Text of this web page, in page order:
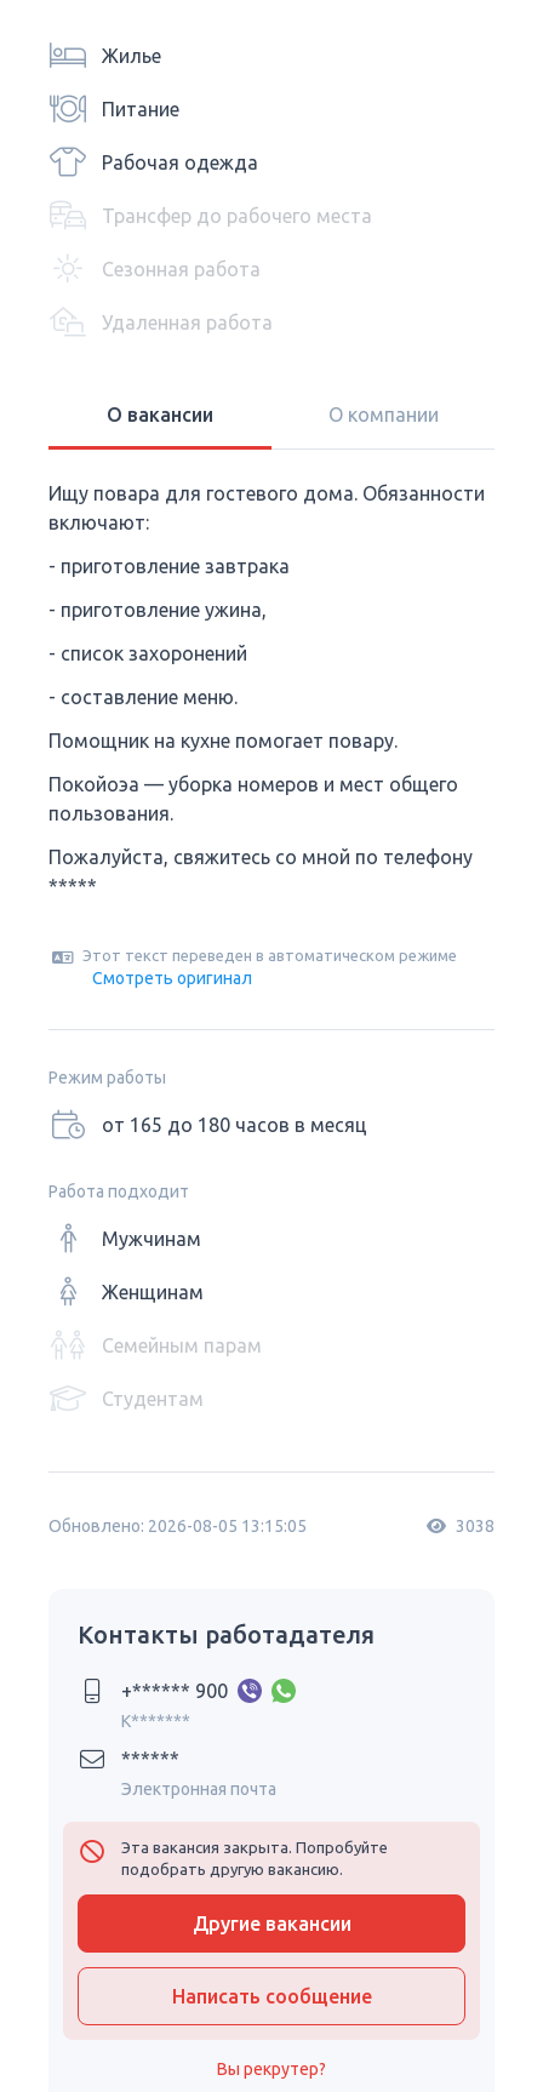
Жилье
Питание
Рабочая одежда
Трансфер до рабочего места
Сезонная работа
Удаленная работа
О вакансии О компании
Ищу повара для гостевого дома. Обязанности
включают:
- приготовление завтрака
- приготовление ужина,
- список захоронений
- составление меню.
Помощник на кухне помогает повару.
Покойоэа — уборка номеров и мест общего
пользования.
Пожалуйста, свяжитесь со мной по телефону
*****
Этот текст переведен в автоматическом режиме
Смотреть оригинал
Режим работы
от 165 до 180 часов в месяц
Работа подходит
Мужчинам
Женщинам
Семейным парам
Студентам
Обновлено: 2026-08-05 13:15:05 3038
Контакты работадателя
+****** 900
K*******
******
Электронная почта
Эта вакансия закрыта. Попробуйте
подобрать другую вакансию.
Другие вакансии
Написать сообщение
Вы рекрутер?